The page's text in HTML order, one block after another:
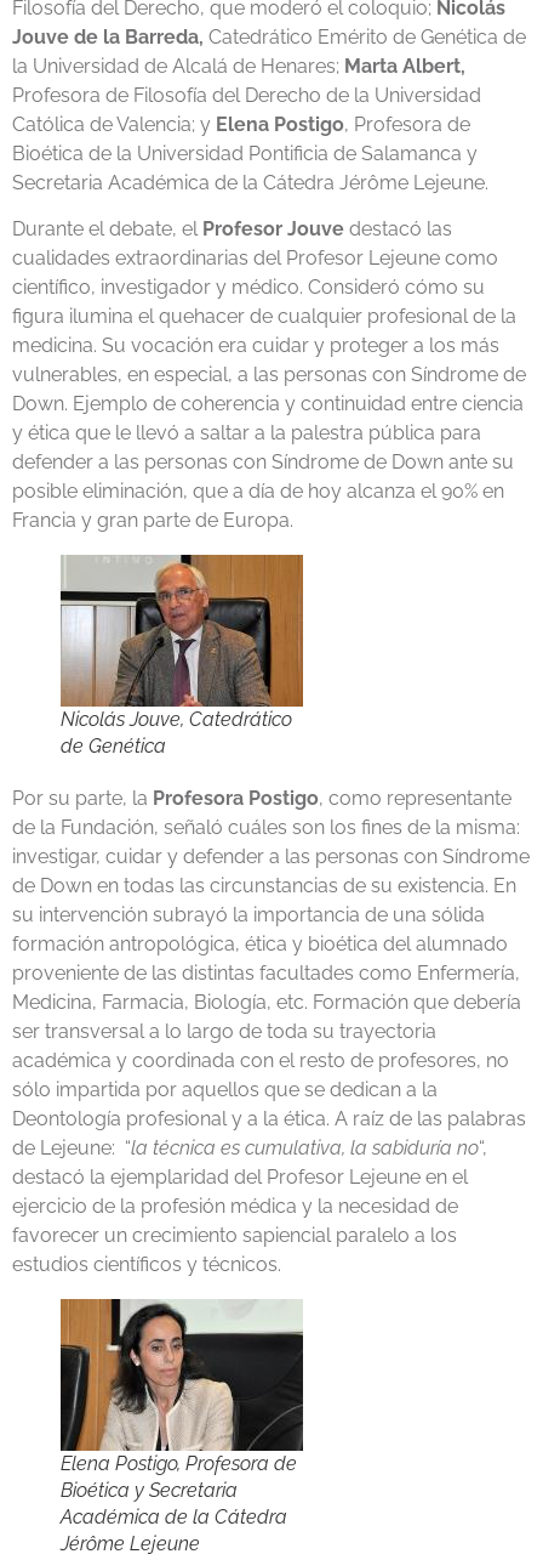
Filosofía del Derecho, que moderó el coloquio; Nicolás
Jouve de la Barreda, Catedrático Emérito de Genética de
la Universidad de Alcalá de Henares; Marta Albert,
Profesora de Filosofía del Derecho de la Universidad
Católica de Valencia; y Elena Postigo, Profesora de
Bioética de la Universidad Pontificia de Salamanca y
Secretaria Académica de la Cátedra Jérôme Lejeune.
Durante el debate, el Profesor Jouve destacó las
cualidades extraordinarias del Profesor Lejeune como
científico, investigador y médico. Consideró cómo su
figura ilumina el quehacer de cualquier profesional de la
medicina. Su vocación era cuidar y proteger a los más
vulnerables, en especial, a las personas con Síndrome de
Down. Ejemplo de coherencia y continuidad entre ciencia
y ética que le llevó a saltar a la palestra pública para
defender a las personas con Síndrome de Down ante su
posible eliminación, que a día de hoy alcanza el 90% en
Francia y gran parte de Europa.
Nicolás Jouve, Catedrático
de Genética
Por su parte, la Profesora Postigo, como representante
de la Fundación, señaló cuáles son los fines de la misma:
investigar, cuidar y defender a las personas con Síndrome
de Down en todas las circunstancias de su existencia. En
su intervención subrayó la importancia de una sólida
formación antropológica, ética y bioética del alumnado
proveniente de las distintas facultades como Enfermería,
Medicina, Farmacia, Biología, etc. Formación que debería
ser transversal a lo largo de toda su trayectoria
académica y coordinada con el resto de profesores, no
sólo impartida por aquellos que se dedican a la
Deontología profesional y a la ética. A raíz de las palabras
de Lejeune: “la técnica es cumulativa, la sabiduría no“,
destacó la ejemplaridad del Profesor Lejeune en el
ejercicio de la profesión médica y la necesidad de
favorecer un crecimiento sapiencial paralelo a los
estudios científicos y técnicos.
Elena Postigo, Profesora de
Bioética y Secretaria
Académica de la Cátedra
Jérôme Lejeune